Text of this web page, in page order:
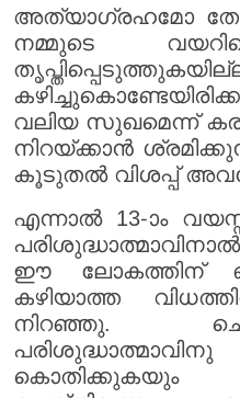
അത്യാഗ്രഹമോ
നമ്മുടെ
വലിയ സുഖമെന്ന്
നിറയ്ക്കാൻ
കൂടുതൽ വിശപ്പ്
എന്നാൽ 13-ാം
ഈ ലോകത്തിന്
കഴിയാത്ത
നിറഞ്ഞു.
കൊതിക്കുകയും